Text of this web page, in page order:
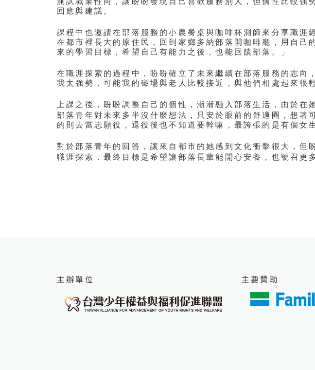
回應與建議。
課程中也邀請在部落服務的小農餐桌與咖啡杯測師來分享職
在都市裡長大的原住民，回到家鄉多納部落開咖啡廳，用自
來的學習目標，希望自己有能力之後，也能回饋部落。」
在職涯探索的過程中，盼盼確立了未來繼續在部落服務的志
我太強勢，可能我的磁場與老人比較接近，與他們相處起來很
上課之後，盼盼調整自己的個性，漸漸融入部落生活
，由於在
部落青年對未來多半沒什麼想法，只安於眼前的舒適圈，想
的則去當志願役，退役後也不知道要幹嘛，最誇張的是有個女
對於部落青年的回答 ，讓來自都市的她感到文化衝擊很大
，但
職涯探索，最終目標是希望讓部落長輩能開心安養，也號召更
主辦單位 主要贊助